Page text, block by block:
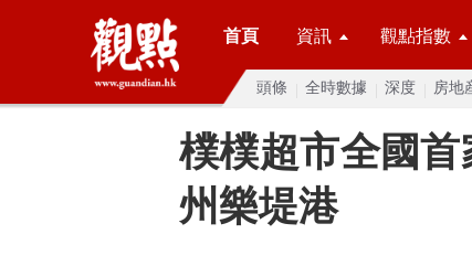
首頁 資訊 觀點指數
頭條 全時數據 深度 房地
樸樸超市全國
州樂堤港